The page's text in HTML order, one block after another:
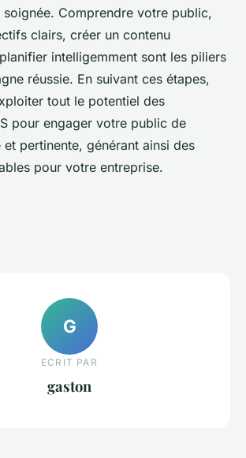
Comprendre votre public,
clairs, créer un contenu
intelligemment sont les piliers
réussie. En suivant ces étapes,
tout le potentiel des
pour engager votre public de
pertinente, générant ainsi des
pour votre entreprise.
G
ECRIT PAR
gaston